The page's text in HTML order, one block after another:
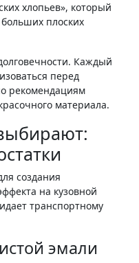
хлопьев», который
плоских
Каждый
перед
рекомендациям
материала.
создания
на кузовной
транспортному
эмали